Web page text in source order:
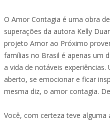
O Amor Contagia é uma obra
superações da autora Kelly
projeto Amor ao Próximo
famílias no Brasil é apenas um
a vida de notáveis
aberto, se emocionar e ficar
mesma diz, o amor contagia.
Você, com certeza teve alguma